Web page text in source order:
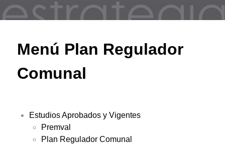
Menú Plan Regulador
Comunal
Estudios Aprobados y Vigentes
Premval
Plan Regulador Comunal